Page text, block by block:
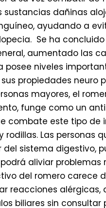
dañinas
ayudando a
Se ha concluido
aumentado las
posee niveles
propiedades neuro
mayores, el
funge como un
combate este tipo de
Las personas
sistema digestivo,
aliviar
del romero carece
reacciones
biliares sin